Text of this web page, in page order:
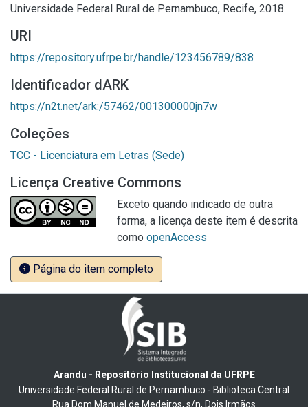
Universidade Federal Rural de Pernambuco, Recife, 2018.
URI
https://repository.ufrpe.br/handle/123456789/838
Identificador dARK
https://n2t.net/ark:/57462/001300000jn7w
Coleções
TCC - Licenciatura em Letras (Sede)
Licença Creative Commons
Exceto quando indicado de outra
forma, a licença deste item é descrita
como openAccess
Página do item completo
Arandu - Repositório Institucional da UFRPE
Universidade Federal Rural de Pernambuco - Biblioteca Central
Rua Dom Manuel de Medeiros, s/n, Dois Irmãos